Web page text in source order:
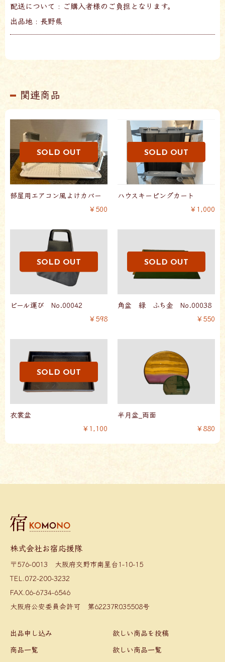
配送について : ご購入者様のご負担となります。
出品地 : 長野県
関連商品
部屋用エアコン風よけカバー
￥500
ハウスキーピングカート
￥1,000
ビール運び No.00042
￥598
角盆 緑 ふち金 No.00038
￥550
衣裳盆
￥1,100
半月盆_両面
￥880
株式会社お宿応援隊
〒576-0013 大阪府交野市南星台1-10-15
TEL.072-200-3232
FAX.06-6734-6546
大阪府公安委員会許可 第62237R035508号
出品申し込み
商品一覧
欲しい商品を投稿
欲しい商品一覧